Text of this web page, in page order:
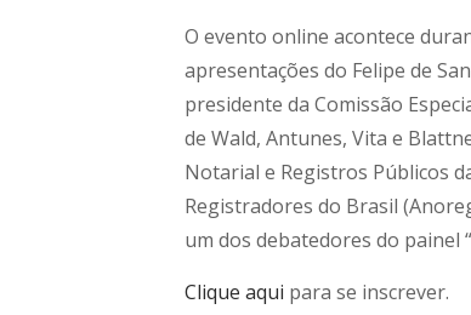
O evento online acontece
apresentações do Felipe de
presidente da Comissão
de Wald, Antunes, Vita e
Notarial e Registros Públicos
Registradores do Brasil
um dos debatedores do painel
Clique aqui para se inscrever.